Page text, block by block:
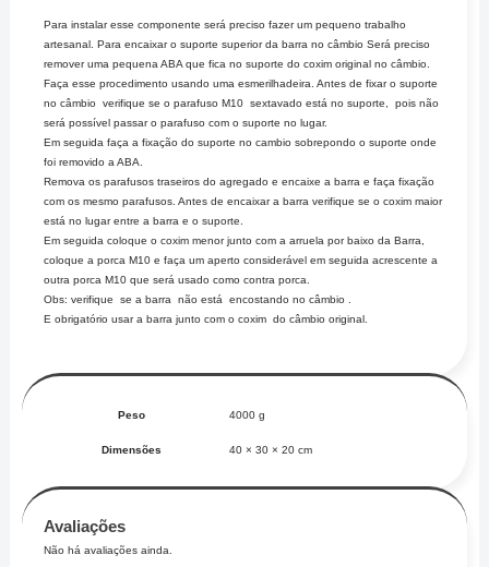
Para instalar esse componente será preciso fazer um pequeno trabalho
artesanal. Para encaixar o suporte superior da barra no câmbio Será preciso
remover uma pequena ABA que fica no suporte do coxim original no câmbio.
Faça esse procedimento usando uma esmerilhadeira. Antes de fixar o suporte
no câmbio verifique se o parafuso M10 sextavado está no suporte, pois não
será possível passar o parafuso com o suporte no lugar.
Em seguida faça a fixação do suporte no cambio sobrepondo o suporte onde
foi removido a ABA.
Remova os parafusos traseiros do agregado e encaixe a barra e faça fixação
com os mesmo parafusos. Antes de encaixar a barra verifique se o coxim maior
está no lugar entre a barra e o suporte.
Em seguida coloque o coxim menor junto com a arruela por baixo da Barra,
coloque a porca M10 e faça um aperto considerável em seguida acrescente a
outra porca M10 que será usado como contra porca.
Obs: verifique se a barra não está encostando no câmbio .
E obrigatório usar a barra junto com o coxim do câmbio original.
Peso 4000 g
Dimensões 40 × 30 × 20 cm
Avaliações
Não há avaliações ainda.